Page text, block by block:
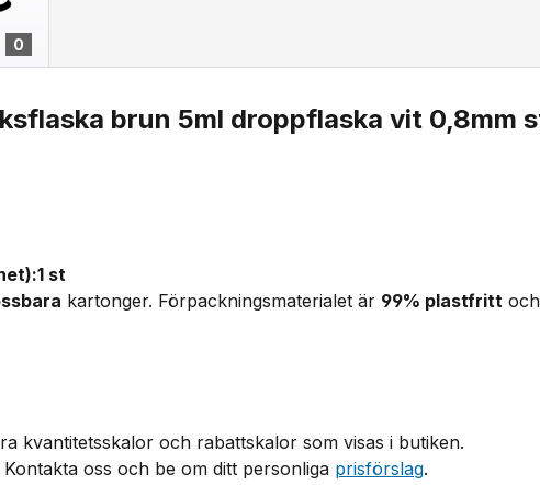
0
brun 5ml droppflaska vit 0,8mm
1 st
kartonger. Förpackningsmaterialet är 99% plastfritt
kvantitetsskalor och rabattskalor som visas i butiken.
Kontakta oss och be om ditt personliga prisförslag.